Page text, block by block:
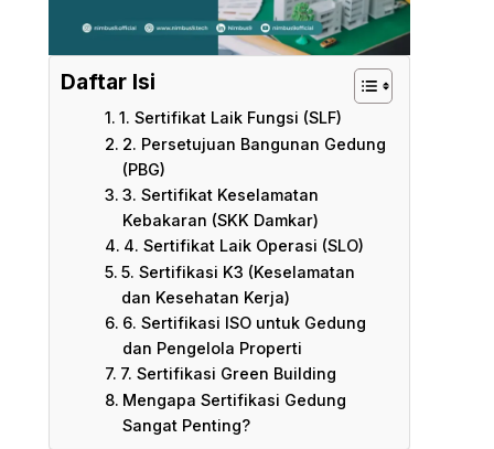
Daftar Isi
1. Sertifikat Laik Fungsi (SLF)
2. Persetujuan Bangunan Gedung
(PBG)
3. Sertifikat Keselamatan
Kebakaran (SKK Damkar)
4. Sertifikat Laik Operasi (SLO)
5. Sertifikasi K3 (Keselamatan
dan Kesehatan Kerja)
6. Sertifikasi ISO untuk Gedung
dan Pengelola Properti
7. Sertifikasi Green Building
Mengapa Sertifikasi Gedung
Sangat Penting?